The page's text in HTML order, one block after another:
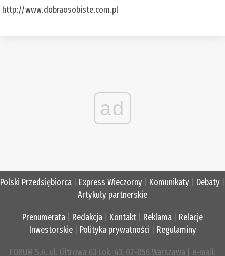
http://www.dobraosobiste.com.pl
ad
Polski Przedsiębiorca Express Wieczorny Komunikaty Debaty
Artykuły partnerskie
Prenumerata Redakcja Kontakt Reklama
Relacje
Inwestorskie| Polityka prywatności Regulaminy
FORUM S.A. ul. Filtrowa 63 Lok. 43, 02-056 Warszawa | e-mail: